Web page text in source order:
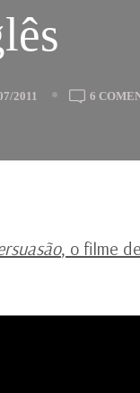
2011 6
, o filme de